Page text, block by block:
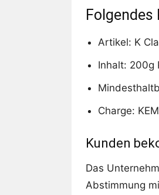
Artikel: K
Inhalt: 200g
Charge:
Kunden
Das
Abstimmung